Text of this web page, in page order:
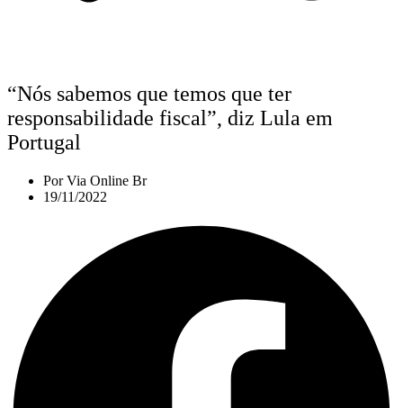
“Nós sabemos que temos que ter
responsabilidade fiscal”, diz Lula em
Portugal
PorVia Online Br
19/11/2022